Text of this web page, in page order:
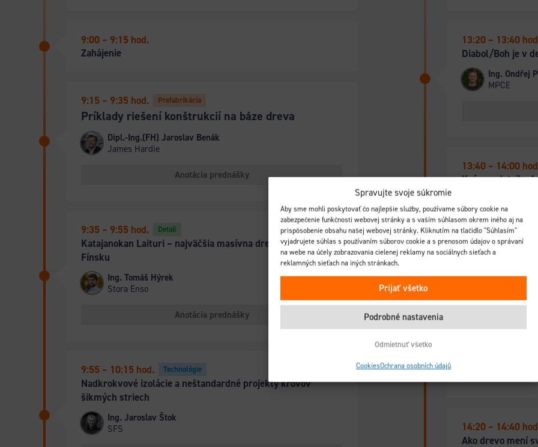
Spravujte svoje súkromie
Aby sme mohli poskytovať čo najlepšie služby, používame súbory cookie na
zabezpečenie funkčnosti webovej stránky a s vaším súhlasom okrem iného aj na
prispôsobenie obsahu našej webovej stránky. Kliknutím na tlačidlo "Súhlasím"
vyjadrujete súhlas s používaním súborov cookie a s prenosom údajov o správaní
na webe na účely zobrazovania cielenej reklamy na sociálnych sieťach a
reklamných sieťach na iných stránkach.
Prijať všetko
Odmietnuť všetko
Podrobné nastavenia
CookiesOchrana osobních údajů
9:00 – 9:15 hod.
Zahájenie
9:15 – 9:35 hod. Prefabrikácia
Príklady riešení konštrukcií na báze dreva
Dipl.-Ing.(FH) Jaroslav Benák
James Hardie
Anotácia prednášky
9:35 – 9:55 hod. Detail
Katajanokan Laituri – najväčšia masívna drevostavba vo
Fínsku
Ing. Tomáš Hýrek
Stora Enso
Anotácia prednášky
9:55 – 10:15 hod. Technológie
Nadkrokvové izolácie a neštandardné projekty krovov
šikmých striech
Ing. Jaroslav Štok
SFS
13:20 – 13:40
Diabol/Boh je v
Ing. Ondřej
MPCE
13:40 – 14:00
Krása v detaile:
Ing.arch.
James
14:00 – 14:20
Prínosy
Miloš
14:20 – 14:40
Ako drevo mení